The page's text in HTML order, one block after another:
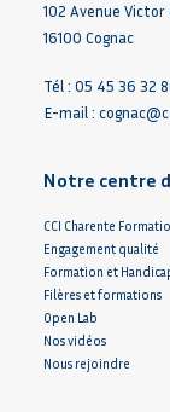
102 Avenue Victor
16100 Cognac
Tél : 05 45 36 32
E-mail :
Notre centre
CCI Charente
Engagement qualité
Formation et
Filères et formations
Open Lab
Nos vidéos
Nous rejoindre